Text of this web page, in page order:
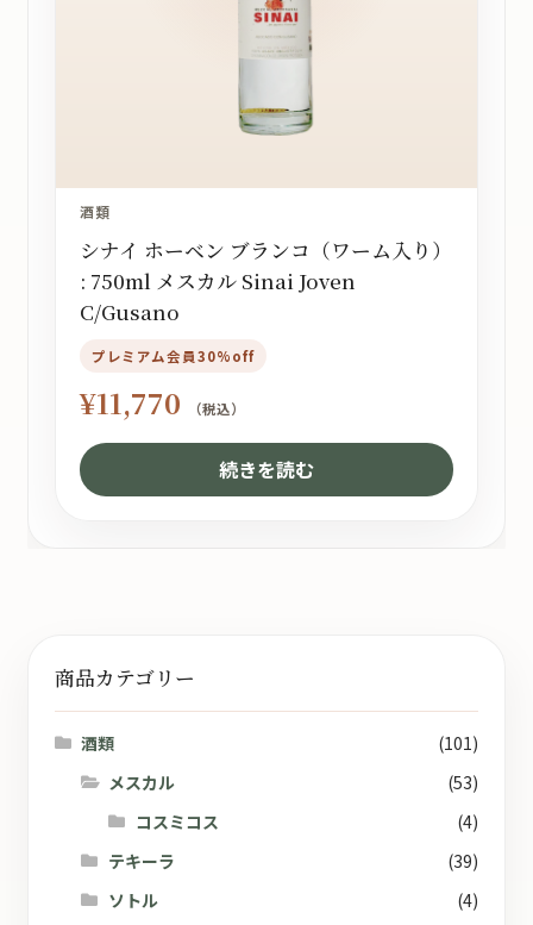
酒類
シナイ ホーベン ブランコ（ワーム入り）
: 750ml メスカル Sinai Joven
C/Gusano
プレミアム会員30%off
¥11,770 （税込）
続きを読む
商品カテゴリー
酒類
(101)
メスカル
(53)
コスミコス
(4)
テキーラ
(39)
ソトル
(4)